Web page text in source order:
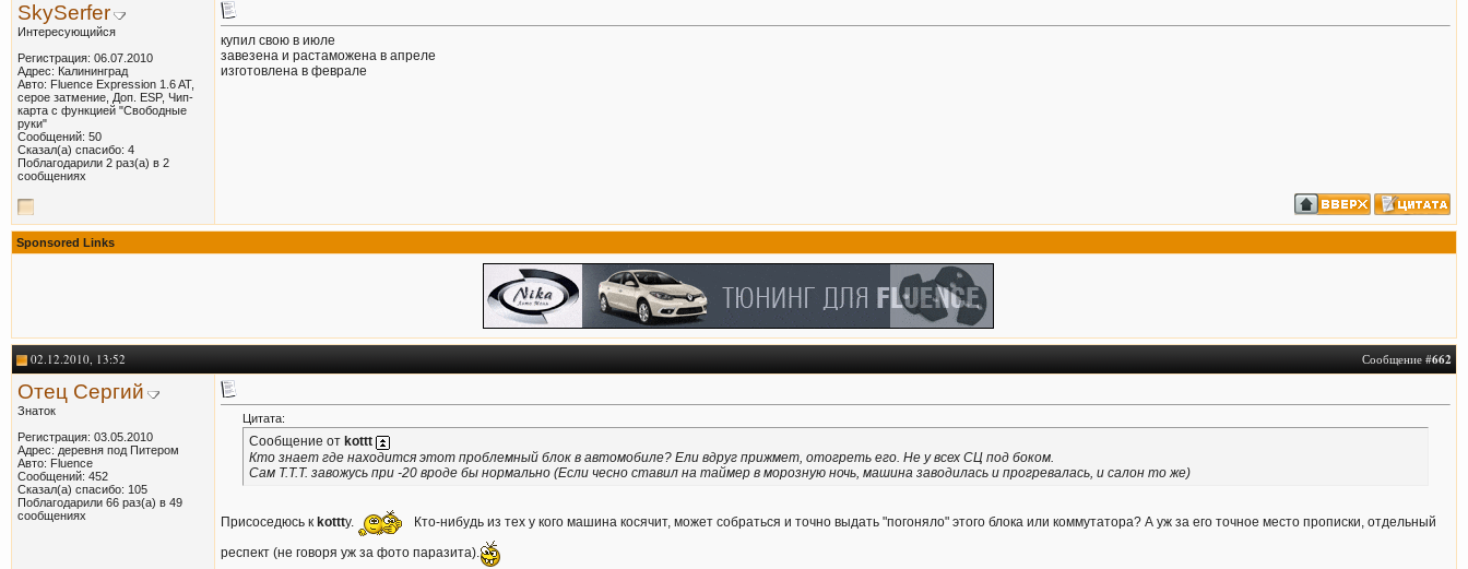
SkySerfer
Интересующийся
Регистрация: 06.07.2010
Адрес: Калининград
Авто: Fluence Expression 1.6 AT,
серое затмение, Доп. ESP, Чип-
карта с функцией "Свободные
руки"
Сообщений: 50
Сказал(а) спасибо: 4
Поблагодарили 2 раз(а) в 2
сообщениях
купил свою в июле
завезена и растаможена в апреле
изготовлена в феврале
Sponsored Links
02.12.2010, 13:52 Сообщение #662
Отец Сергий
Знаток
Регистрация: 03.05.2010
Адрес: деревня под Питером
Авто: Fluence
Сообщений: 452
Сказал(а) спасибо: 105
Поблагодарили 66 раз(а) в 49
сообщениях
Цитата:
Сообщение от kottt
Кто знает где находится этот проблемный блок в автомобиле? Ели вдруг прижмет, отогреть его. Не у всех СЦ под боком.
Сам Т.Т.Т. завожусь при -20 вроде бы нормально (Если чесно ставил на таймер в морозную ночь, машина заводилась и прогревалась, и салон то же)
Присоседюсь к kotttу.
Кто-нибудь из тех у кого машина косячит, может собраться и точно выдать "погоняло" этого блока или коммутатора? А уж за его точное место прописки, отдельный
респект (не говоря уж за фото паразита).